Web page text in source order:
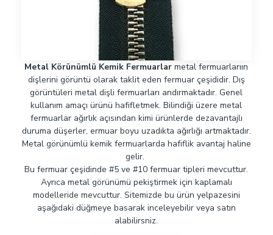
Metal Körünümlü Kemik Fermuarlar metal fermuarlarıın
dişlerini görüntü olarak taklit eden fermuar çeşididir. Dış
görüntüleri metal dişli fermuarları andırmaktadır. Genel
kullanım amaçı ürünü hafifletmek. Bilindiği üzere metal
fermuarlar ağırlık açısından kimi ürünlerde dezavantajlı
duruma düşerler, ermuar boyu uzadıkta ağırlığı artmaktadır.
Metal görünümlü kemik fermuarlarda hafiflik avantaj haline
gelir.
Bu fermuar çeşidinde #5 ve #10 fermuar tipleri mevcuttur.
Ayrıca metal görünümü pekiştirmek için kaplamalı
modelleride mevcuttur. Sitemizde bu ürün yelpazesini
aşağıdaki düğmeye basarak inceleyebilir veya satın
alabilirsniz.